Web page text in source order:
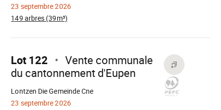
23 septembre 2026
149 arbres (39m³)
Aller
Lot 122
Vente communale
du cantonnement d'Eupen
23 septembre 2026
Lontzen Die Gemeinde Cne
Chargement